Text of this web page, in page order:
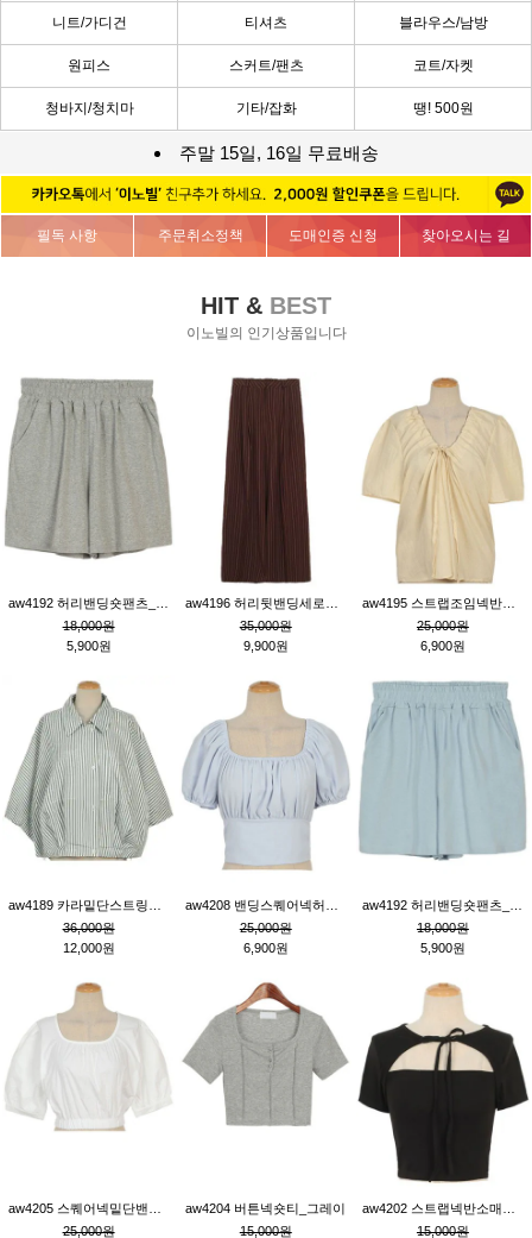
니트/가디건 티셔츠 블라우스/남방
원피스 스커트/팬츠 코트/자켓
청바지/청치마 기타/잡화 땡! 500원
주말 15일, 16일 무료배송
필독 사항 주문취소정책 도매인증 신청 찾아오시는 길
HIT & BEST
이노빌의 인기상품입니다
18,000원
5,900원
35,000원
9,900원
25,000원
6,900원
36,000원
12,000원
25,000원
6,900원
18,000원
5,900원
25,000원
aw4204 버튼넥숏티_그레이
15,000원
15,000원